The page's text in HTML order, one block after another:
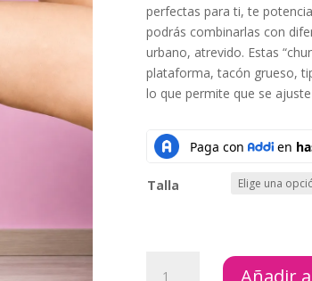
perfectas para ti, te
podrás combinarlas con
urbano, atrevido. Estas
plataforma, tacón grueso,
lo que permite que se
Talla
Añadir